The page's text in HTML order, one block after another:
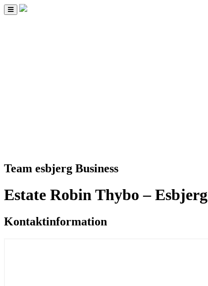
Toggle
navigation
Team esbjerg Business
Estate Robin Thybo – Esbjerg
Kontaktinformation